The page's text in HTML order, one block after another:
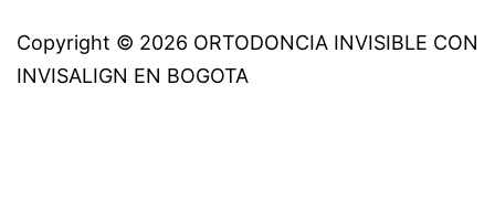
Copyright © 2026 ORTODONCIA INVISIBLE CON
INVISALIGN EN BOGOTA